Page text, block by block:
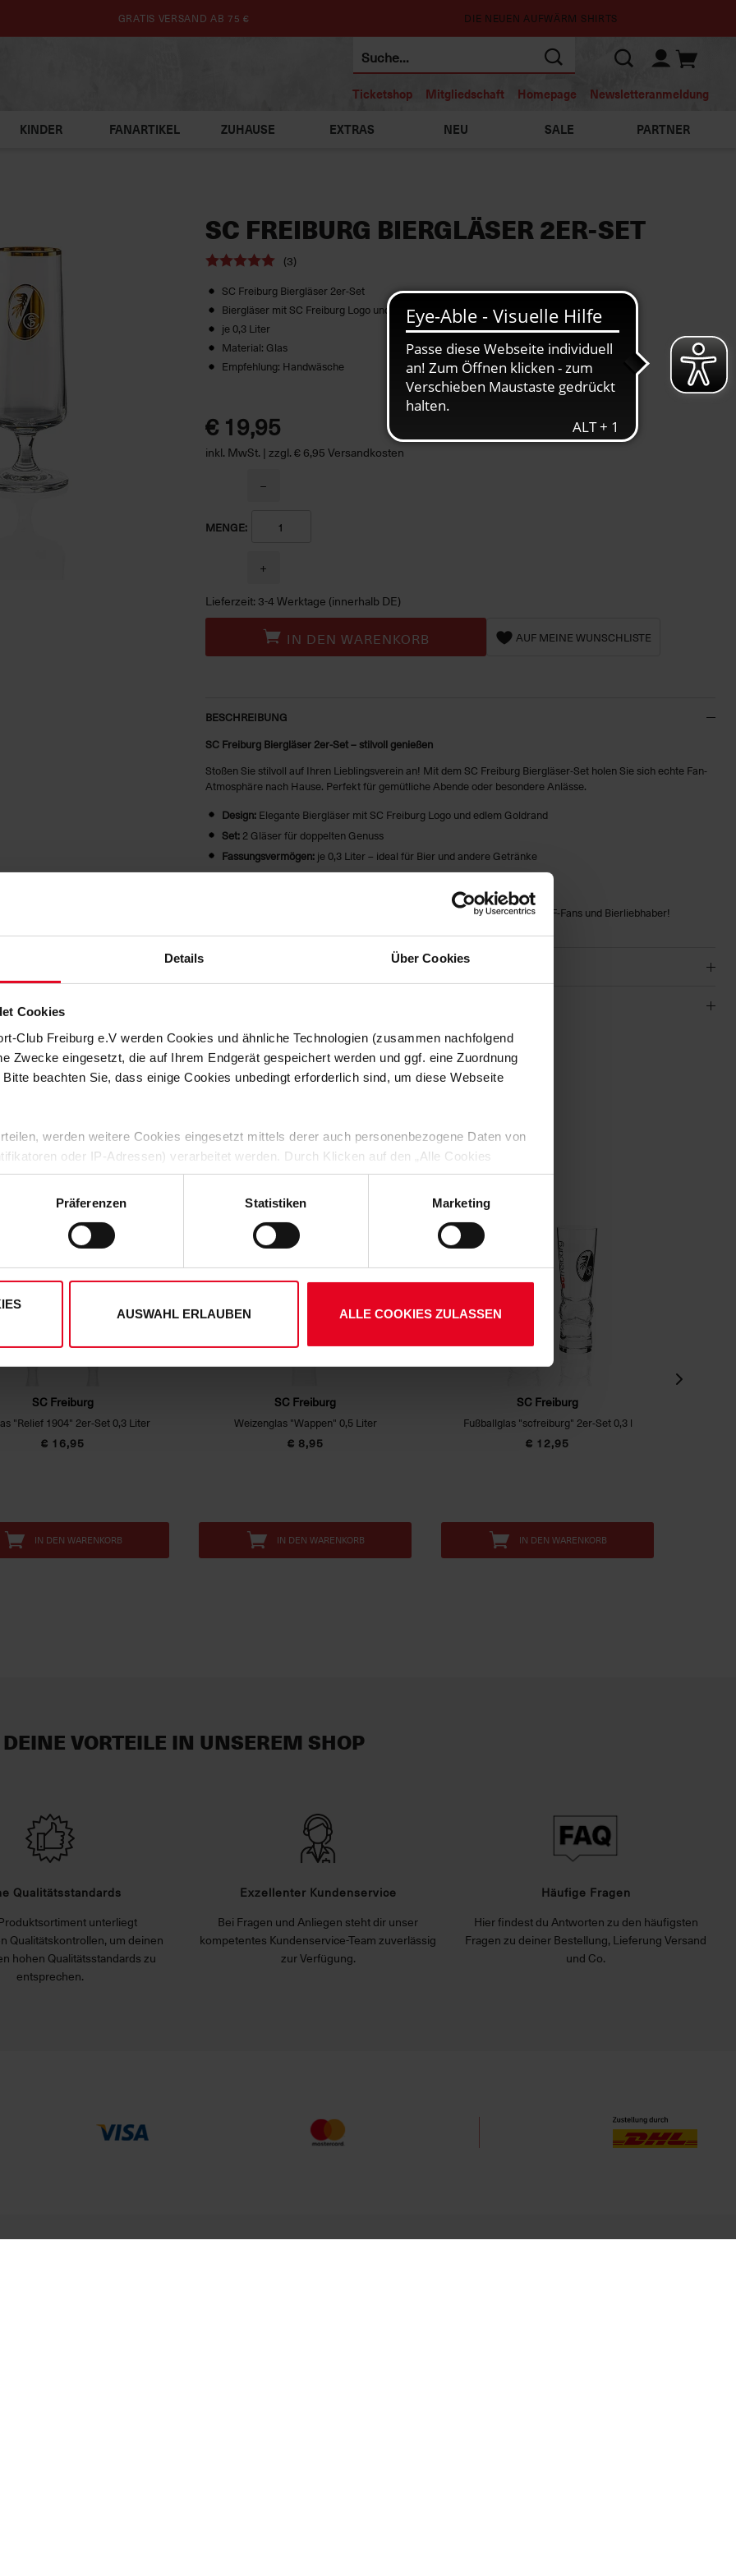
Details Über Cookies
Cookies
Club Freiburg e.V werden Cookies und ähnliche Technologien (zusammen nachfolgend
Zwecke eingesetzt, die auf Ihrem Endgerät gespeichert werden und ggf. eine Zuordnung
beachten Sie, dass einige Cookies unbedingt erforderlich sind, um diese Webseite
werden weitere Cookies eingesetzt mittels derer auch personenbezogene Daten von
oder IP-Adressen) verarbeitet werden. Durch Klicken auf den „Alle Cookies
der Speicherung aller aufgeführten Cookies und der entsprechenden Verarbeitung Ihrer
die unten jeweils angegebene Zwecke gem. § 25 Abs. 1 TDDDG, Art. 6 Abs. 1 lit. a DSGVO
auswählen, werden nur unbedingt erforderliche Cookies eingesetzt. Ihre etwaig erteilten
Präferenzen Statistiken Marketing
AUSWAHL ERLAUBEN ALLE COOKIES ZULASSEN
GRATIS VERSAND AB 75 € DIE NEUEN AUFWÄRM SHIRTS
Ticketshop Mitgliedschaft Homepage Newsletteranmeldung
KINDER FANARTIKEL ZUHAUSE EXTRAS NEU SALE PARTNER
SC FREIBURG BIERGLÄSER 2ER-SET
(3)
SC Freiburg Biergläser 2er-Set
Biergläser mit SC Freiburg Logo und edlem Goldrand
je 0,3 Liter
Material: Glas
Empfehlung: Handwäsche
€ 19,95
inkl. MwSt. | zzgl. € 6,95 Versandkosten
MENGE:
−
+
Lieferzeit: 3-4 Werktage (innerhalb DE)
IN DEN WARENKORB AUF MEINE WUNSCHLISTE
BESCHREIBUNG
SC Freiburg Biergläser 2er-Set – stilvoll genießen
Stoßen Sie stilvoll auf Ihren Lieblingsverein an! Mit dem SC Freiburg Biergläser-Set holen Sie sich echte Fan-
Atmosphäre nach Hause. Perfekt für gemütliche Abende oder besondere Anlässe.
Design:Elegante Biergläser mit SC Freiburg Logo und edlem Goldrand
Set:2 Gläser für doppelten Genuss
Fassungsvermögen:je 0,3 Liter – ideal für Bier und andere Getränke
Material:Hochwertiges Glas für klare Optik und lange Haltbarkeit
Stabiler Fuß für sicheren Stand und stilvolles Servieren
Genießen Sie Ihr Getränk mit Vereinsstolz – das perfekte Geschenk für SCF-Fans und Bierliebhaber!
Artikelnummer: 25-100130
Logistiknummer: EM001507-001
DAS KÖNNTE DIR AUCH GEFALLEN
SC Freiburg
"Relief 1904" 2er-Set 0,3 Liter
€ 16,95
IN DEN WARENKORB
SC Freiburg
Weizenglas "Wappen" 0,5 Liter
€ 8,95
IN DEN WARENKORB
SC Freiburg
Fußballglas "scfreiburg" 2er-Set 0,3 l
€ 12,95
IN DEN WARENKORB
DEINE VORTEILE IN UNSEREM SHOP
Qualitätsstandards
unterliegt
Qualitätskontrollen, um deinen
hohen Qualitätsstandards zu
entsprechen.
Exzellenter Kundenservice
Bei Fragen und Anliegen steht dir unser
kompetentes Kundenservice-Team zuverlässig
zur Verfügung.
Häufige Fragen
Hier findest du Antworten zu den häufigsten
Fragen zu deiner Bestellung, Lieferung Versand
und Co.